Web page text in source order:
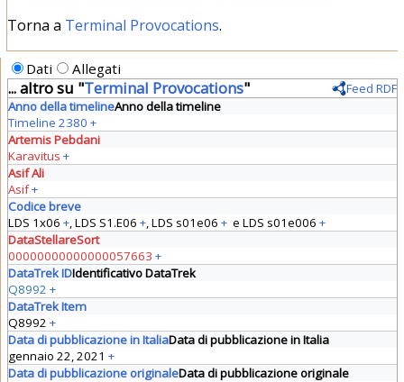
Torna a Terminal Provocations.
Dati Allegati
... altro su "Terminal Provocations"
Feed RDF
Anno della timelineAnno della timeline
Timeline 2380 +
Artemis Pebdani
Karavitus +
Asif Ali
Asif+
Codice breve
LDS 1x06 +,LDS S1.E06 +,LDS s01e06 +e LDS s01e006 +
DataStellareSort
00000000000000057663 +
DataTrek IDIdentificativo DataTrek
Q8992 +
DataTrek Item
Q8992 +
Data di pubblicazione in ItaliaData di pubblicazione in Italia
gennaio 22, 2021 +
Data di pubblicazione originaleData di pubblicazione originale